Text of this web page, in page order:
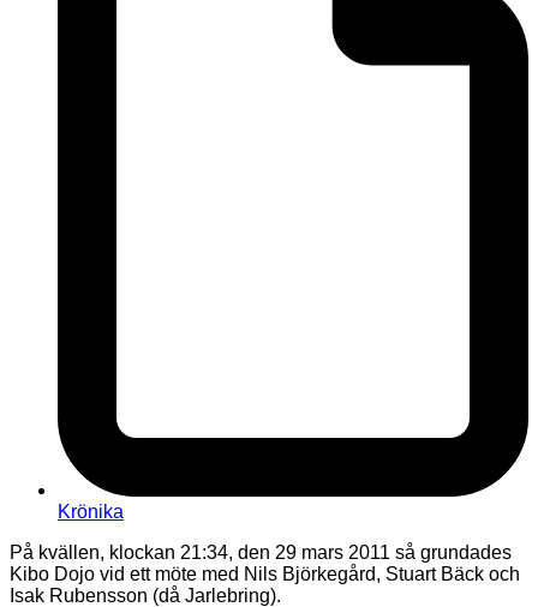
Krönika
På kvällen, klockan 21:34, den 29 mars 2011 så grundades
Kibo Dojo vid ett möte med Nils Björkegård, Stuart Bäck och
Isak Rubensson (då Jarlebring).